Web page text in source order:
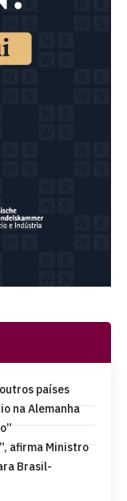
países
na Alemanha
afirma Ministro
Brasil-